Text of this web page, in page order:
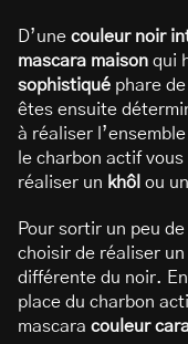
D’une couleur noir
mascara maison qui
sophistiqué phare
êtes ensuite
à réaliser
le charbon actif vous
réaliser un khôl ou un
Pour sortir un peu
choisir de réaliser un
différente du noir.
place du charbon
mascara couleur